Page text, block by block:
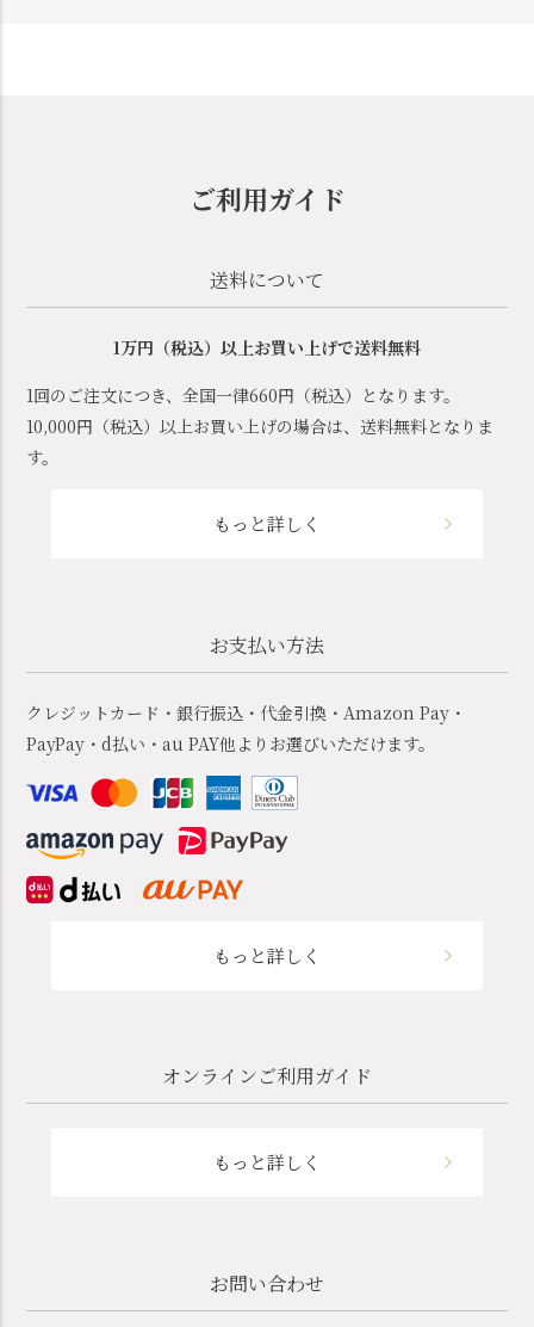
ご利用ガイド
送料について
1万円（税込）以上お買い上げで送料無料
1回のご注文につき、全国一律660円（税込）となります。
10,000円（税込）以上お買い上げの場合は、送料無料となりま
す。
もっと詳しく
お支払い方法
クレジットカード・銀行振込・代金引換・Amazon Pay・
PayPay・d払い・au PAY他よりお選びいただけます。
もっと詳しく
オンラインご利用ガイド
もっと詳しく
お問い合わせ